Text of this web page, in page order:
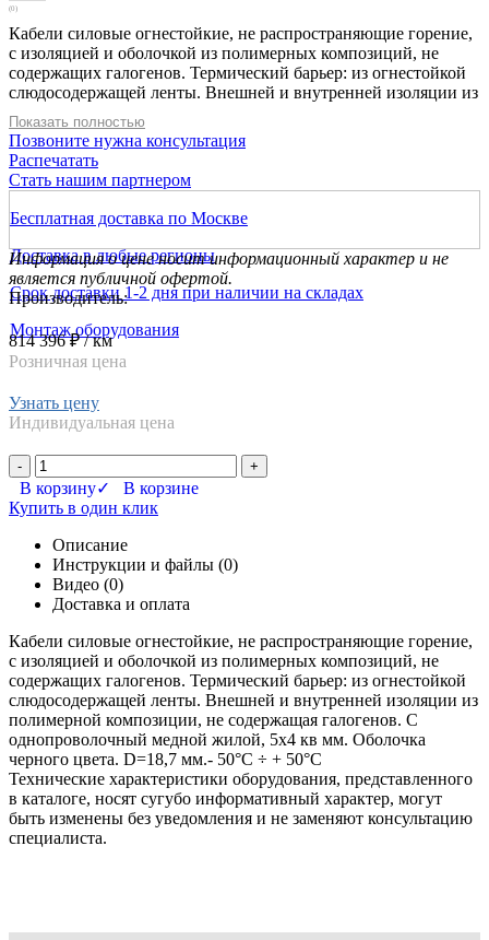
(0)
Кабели силовые огнестойкие, не распространяющие горение,
с изоляцией и оболочкой из полимерных композиций, не
содержащих галогенов. Термический барьер: из огнестойкой
слюдосодержащей ленты. Внешней и внутренней изоляции из
полимерной композиции, не содержащая галогенов. С
однопроволочный медной жилой, 5х4 кв мм. Оболочка
черного цвета. D=18,7 мм.- 50°С ÷ + 50°С
Показать полностью
Позвоните нужна консультация
Распечатать
Стать нашим партнером
Бесплатная доставка по Москве
Доставка в любые регионы
Срок доставки 1-2 дня при наличии на складах
Монтаж оборудования
Информация о цене носит информационный характер и не
является публичной офертой.
Производитель:
814 396 ₽/ км
Розничная цена
Узнать цену
Индивидуальная цена
- +
В корзину✓ В корзине
Купить в один клик
Описание
Инструкции и файлы (0)
Видео (0)
Доставка и оплата
Кабели силовые огнестойкие, не распространяющие горение,
с изоляцией и оболочкой из полимерных композиций, не
содержащих галогенов. Термический барьер: из огнестойкой
слюдосодержащей ленты. Внешней и внутренней изоляции из
полимерной композиции, не содержащая галогенов. С
однопроволочный медной жилой, 5х4 кв мм. Оболочка
черного цвета. D=18,7 мм.- 50°С ÷ + 50°С
Технические характеристики оборудования, представленного
в каталоге, носят сугубо информативный характер, могут
быть изменены без уведомления и не заменяют консультацию
специалиста.